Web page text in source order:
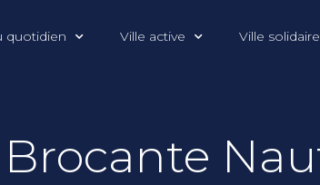
quotidien Ville active Ville solidaire